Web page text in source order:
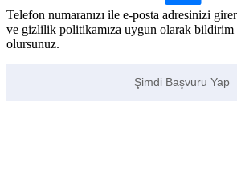
Telefon numaranızı ile e-posta adresinizi
ve gizlilik politikamıza uygun olarak bildirim
olursunuz.